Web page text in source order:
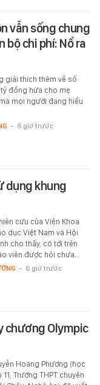
vẫn sống chung
bộ chi phí: Nổ ra
giải thích thêm về số
đồng hứa cho mẹ
mọi người đang hiểu
- 6 giờ trước
dụng khung
cứu của Viện Khoa
dục Việt Nam và Hội
cho thấy, có tới trên
viên được hỏi chưa…
- 6 giờ trước
chương Olympic
Hoàng Phương (học
11, Trường THPT chuyên